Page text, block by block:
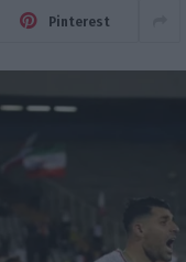
Pinterest